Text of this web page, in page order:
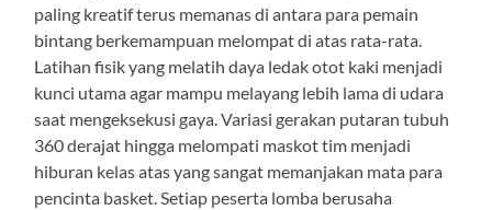
paling kreatif terus memanas di antara para pemain
bintang berkemampuan melompat di atas rata-rata.
Latihan fisik yang melatih daya ledak otot kaki menjadi
kunci utama agar mampu melayang lebih lama di udara
saat mengeksekusi gaya. Variasi gerakan putaran tubuh
360 derajat hingga melompati maskot tim menjadi
hiburan kelas atas yang sangat memanjakan mata para
pencinta basket. Setiap peserta lomba berusaha